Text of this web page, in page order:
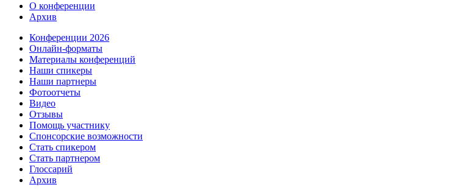
О конференции
Архив
Конференции 2026
Онлайн-форматы
Материалы конференций
Наши спикеры
Наши партнеры
Фотоотчеты
Видео
Отзывы
Помощь участнику
Спонсорские возможности
Стать спикером
Стать партнером
Глоссарий
Архив